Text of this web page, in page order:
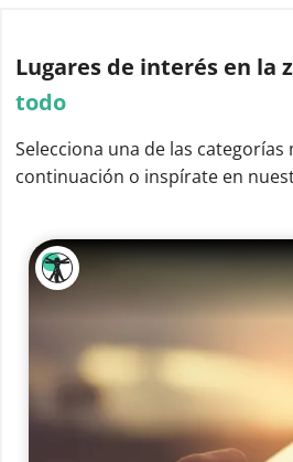
Lugares de interés en la
todo
Selecciona una de las categorías
continuación o inspírate en